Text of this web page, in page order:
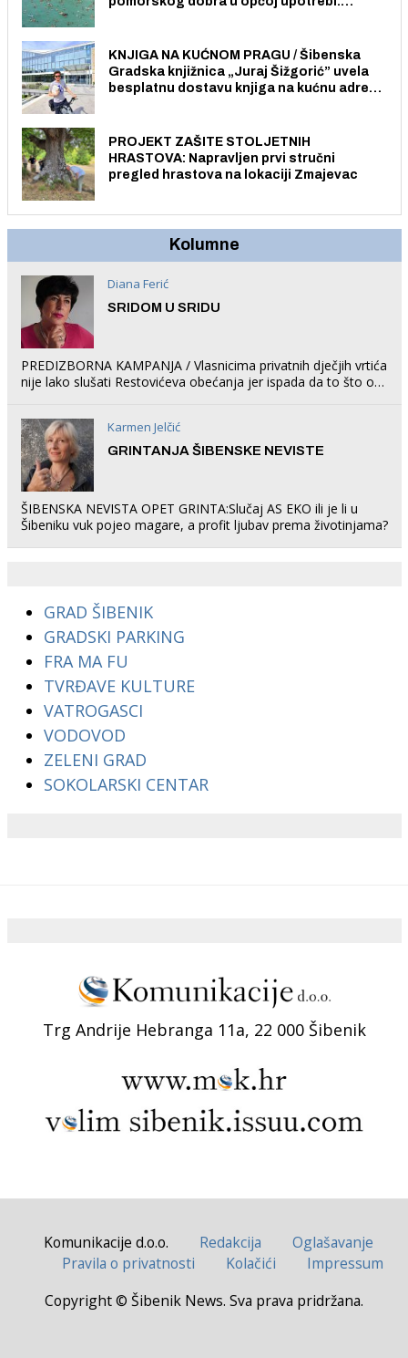
KNJIGA NA KUĆNOM PRAGU / Šibenska
Gradska knjižnica „Juraj Šižgorić” uvela
besplatnu dostavu knjiga na kućnu adresu
PROJEKT ZAŠITE STOLJETNIH
HRASTOVA: Napravljen prvi stručni
pregled hrastova na lokaciji Zmajevac
Kolumne
Diana Ferić
SRIDOM U SRIDU
PREDIZBORNA KAMPANJA / Vlasnicima privatnih dječjih vrtića
nije lako slušati Restovićeva obećanja jer ispada da to što oni
Karmen Jelčić
GRINTANJA ŠIBENSKE NEVISTE
ŠIBENSKA NEVISTA OPET GRINTA:Slučaj AS EKO ili je li u
Šibeniku vuk pojeo magare, a profit ljubav prema životinjama?
GRAD ŠIBENIK
GRADSKI PARKING
FRA MA FU
TVRĐAVE KULTURE
VATROGASCI
VODOVOD
ZELENI GRAD
SOKOLARSKI CENTAR
Trg Andrije Hebranga 11a, 22 000 Šibenik
Komunikacije d.o.o. Redakcija
Oglašavanje
Pravila o privatnosti
Kolačići
Impressum
Copyright © Šibenik News. Sva prava pridržana.